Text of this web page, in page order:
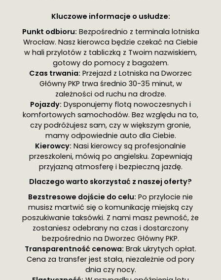
Kluczowe informacje o usłudze:
Punkt odbioru: Bezpośrednio z terminala lotniska
Wrocław. Nasz kierowca będzie czekać na Ciebie
w hali przylotów z tabliczką z Twoim nazwiskiem,
gotowy do pomocy z bagażem.
Czas trwania: Przejazd z Lotniska na Dworzec
Główny PKP trwa średnio 30-35 minut, w
zależności od ruchu na drodze.
Pojazdy: Dysponujemy flotą nowoczesnych i
komfortowych samochodów. Bez względu na to,
czy podróżujesz sam, czy w większym gronie,
mamy odpowiednie auto dla Ciebie.
Kierowcy: Nasi kierowcy są profesjonalnie
przeszkoleni, mówią po angielsku. Zapewniają
przyjazną atmosferę i bezpieczną jazdę.
Dlaczego warto skorzystać z naszej oferty?
Bezstresowe dojście do celu: Po przylocie nie
musisz martwić się o komunikację miejską czy
poszukiwanie taksówki. Z nami masz pewność, że
zostaniesz odebrany na czas i dostarczony
bezpośrednio na Dworzec Główny PKP.
Transparentność cenowa: Brak ukrytych opłat.
Cena za transfer jest stała, niezależnie od pory
dnia czy nocy.